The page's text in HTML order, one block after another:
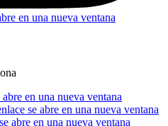
en una nueva ventana
abre en una nueva ventana
se abre en una nueva ventana
abre en una nueva ventana